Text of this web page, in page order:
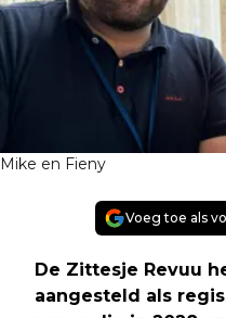
Mike en Fieny
Voeg toe als
De Zittesje Revuu
aangesteld als